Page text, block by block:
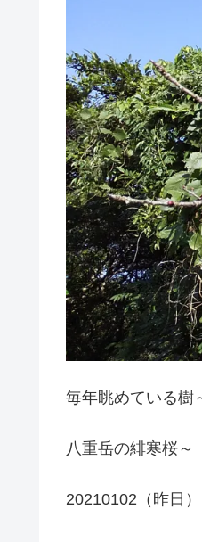
毎年眺めている樹
八重岳の緋寒桜～
20210102（昨日）